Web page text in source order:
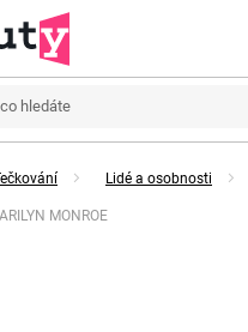
Lidé a osobnosti
MONROE